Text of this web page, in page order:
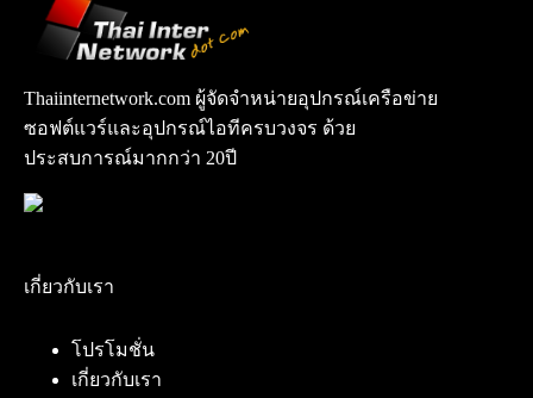
Thaiinternetwork.com ผู้จัดจำหน่ายอุปกรณ์เครือข่าย
ซอฟต์แวร์และอุปกรณ์ไอทีครบวงจร ด้วย
ประสบการณ์มากกว่า 20ปี
เกี่ยวกับเรา
โปรโมชั่น
เกี่ยวกับเรา